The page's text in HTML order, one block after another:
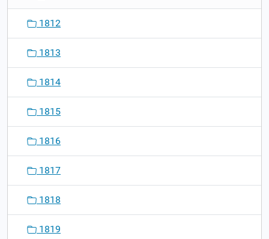
1812
1813
1814
1815
1816
1817
1818
1819